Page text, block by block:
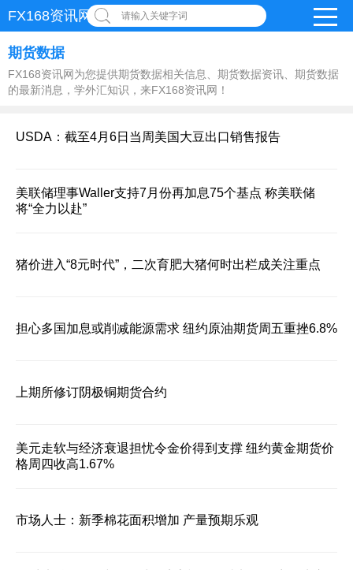
FX168资讯网 请输入关键字词
期货数据
FX168资讯网为您提供期货数据相关信息、期货数据资讯、期货数据
的最新消息，学外汇知识，来FX168资讯网！
USDA：截至4月6日当周美国大豆出口销售报告
美联储理事Waller支持7月份再加息75个基点 称美联储
将“全力以赴”
猪价进入“8元时代”，二次育肥大猪何时出栏成关注重点
担心多国加息或削减能源需求 纽约原油期货周五重挫6.8%
上期所修订阴极铜期货合约
美元走软与经济衰退担忧令金价得到支撑 纽约黄金期货价
格周四收高1.67%
市场人士：新季棉花面积增加 产量预期乐观